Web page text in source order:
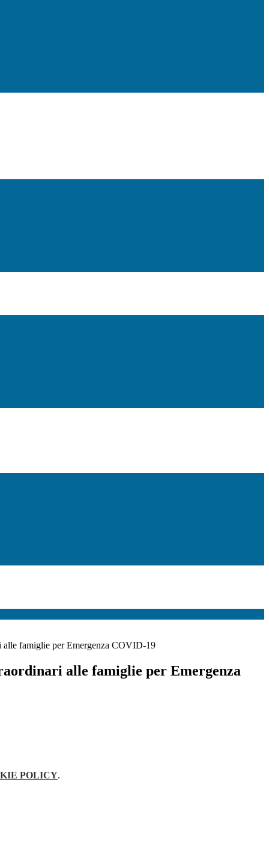
alle famiglie per Emergenza COVID-19
alle famiglie per Emergenza
POLICY.